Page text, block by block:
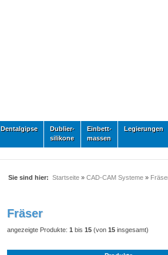
Dentalgipse
Dublier-
silikone
Einbett-
massen
Legierungen
Sie sind hier: Startseite » CAD-CAM Systeme »
Fräser
angezeigte Produkte: 1 bis 15 (von 15 insgesamt)